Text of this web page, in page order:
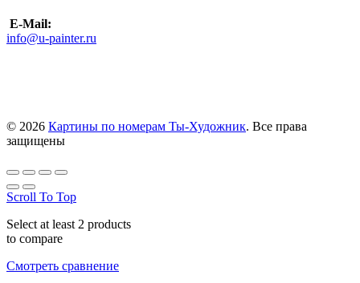
E-Mail:
info@u-painter.ru
© 2026 Картины по номерам Ты-Художник. Все права
защищены
Scroll To Top
Select at least 2 products
to compare
Смотреть сравнение